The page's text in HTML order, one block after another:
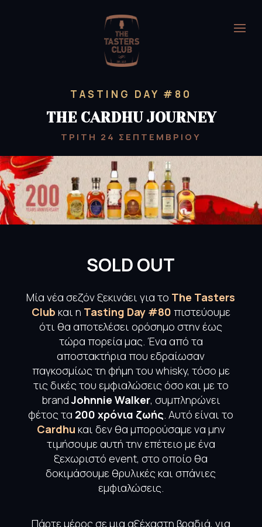
TASTING DAY #80
THE CARDHU JOURNEY
ΤΡΙΤΗ 24 ΣΕΠΤΕΜΒΡΙΟΥ
SOLD OUT
Μία νέα σεζόν ξεκινάει για το The Tasters
Club και η Tasting Day #80 πιστεύουμε
ότι θα αποτελέσει ορόσημο στην έως
τώρα πορεία μας. Ένα από τα
αποστακτήρια που εδραίωσαν
παγκοσμίως τη φήμη του whisky, τόσο με
τις δικές του εμφιαλώσεις όσο και με το
brandJohnnie Walker, συμπληρώνει
φέτος τα 200 χρόνια ζωής . Αυτό είναι το
Cardhu και δεν θα μπορούσαμε να μην
τιμήσουμε αυτή την επέτειο με ένα
ξεχωριστό event, στο οποίο θα
δοκιμάσουμε θρυλικές και σπάνιες
εμφιαλώσεις.
Πάρτε μέρος σε μια αξέχαστη βραδιά, για